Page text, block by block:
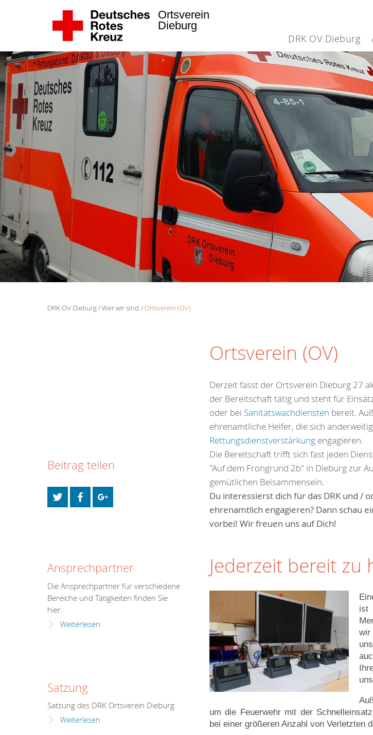
DRK OV Dieburg
Ortsverein
Dieburg
DRK OV Dieburg Wer wir sind Ortsverein (OV)
Ortsverein (OV)
Derzeit fasst der Ortsverein Dieburg 27
der Bereitschaft tätig und steht für
oder bei Sanitätswachdiensten bereit.
ehrenamtliche Helfer, die sich
Rettungsdienstverstärkung engagieren.
Die Bereitschaft trifft sich fast jeden
"Auf dem Frongrund 2b" in Dieburg zur
gemütlichen Beisammensein.
Du interessierst dich für das DRK und /
ehrenamtlich engagieren? Dann schau
vorbei! Wir freuen uns auf Dich!
Jederzeit bereit zu
ist
um die Feuerwehr mit der
bei einer größeren Anzahl von Verletzten
Beitrag teilen
Ansprechpartner
Die Ansprechpartner für verschiedene
Bereiche und Tätigkeiten finden Sie
hier.
Weiterlesen
Satzung
Satzung des DRK Ortsverein Dieburg
Weiterlesen